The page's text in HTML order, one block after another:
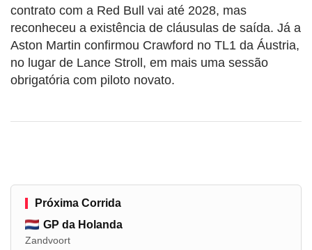
contrato com a Red Bull vai até 2028, mas
reconheceu a existência de cláusulas de saída. Já a
Aston Martin confirmou Crawford no TL1 da Áustria,
no lugar de Lance Stroll, em mais uma sessão
obrigatória com piloto novato.
Próxima Corrida
GP da Holanda
Zandvoort